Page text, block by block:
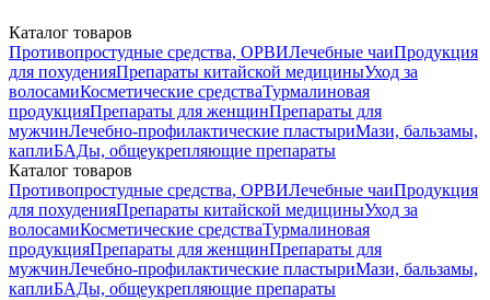
Каталог товаров
Противопростудные средства, ОРВИЛечебные чаиПродукция
для похуденияПрепараты китайской медициныУход за
волосамиКосметические средстваТурмалиновая
продукцияПрепараты для женщинПрепараты для
мужчинЛечебно-профилактические пластыриМази, бальзамы,
каплиБАДы, общеукрепляющие препараты
Каталог товаров
Противопростудные средства, ОРВИЛечебные чаиПродукция
для похуденияПрепараты китайской медициныУход за
волосамиКосметические средстваТурмалиновая
продукцияПрепараты для женщинПрепараты для
мужчинЛечебно-профилактические пластыриМази, бальзамы,
каплиБАДы, общеукрепляющие препараты